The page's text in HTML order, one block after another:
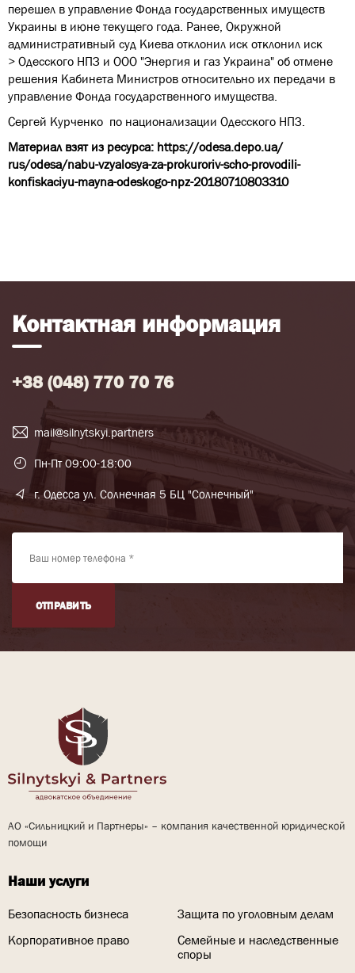
перешел в управление Фонда государственных имуществ
Украины в июне текущего года. Ранее, Окружной
административный суд Киева отклонил иск отклонил иск
> Одесского НПЗ и ООО "Энергия и газ Украина" об отмене
решения Кабинета Министров относительно их передачи в
управление Фонда государственного имущества.
Сергей Курченко по национализации Одесского НПЗ.
Материал взят из ресурса: https://odesa.depo.ua/
rus/odesa/nabu-vzyalosya-za-prokuroriv-scho-provodili-
konfiskaciyu-mayna-odeskogo-npz-20180710803310
Контактная информация
+38 (048) 770 70 76
mail@silnytskyi.partners
Пн-Пт 09:00-18:00
г. Одесса ул. Солнечная 5 БЦ "Солнечный"
ОТПРАВИТЬ
АО «Сильницкий и Партнеры» – компания качественной юридической
помощи
Наши услуги
Безопасность бизнеса
Защита по уголовным делам
Корпоративное право
Семейные и наследственные
споры